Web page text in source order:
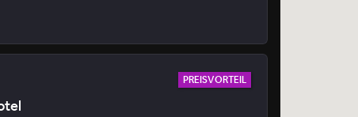
PREISVORTEIL